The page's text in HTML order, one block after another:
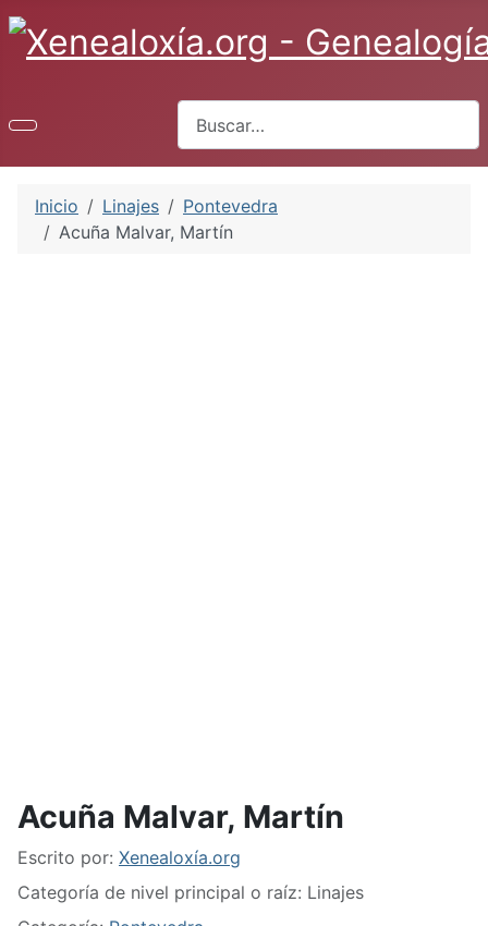
Inicio Linajes
Pontevedra
Acuña Malvar, Martín
Acuña Malvar, Martín
Detalles
Escrito por: Xenealoxía.org
Categoría de nivel principal o raíz: Linajes